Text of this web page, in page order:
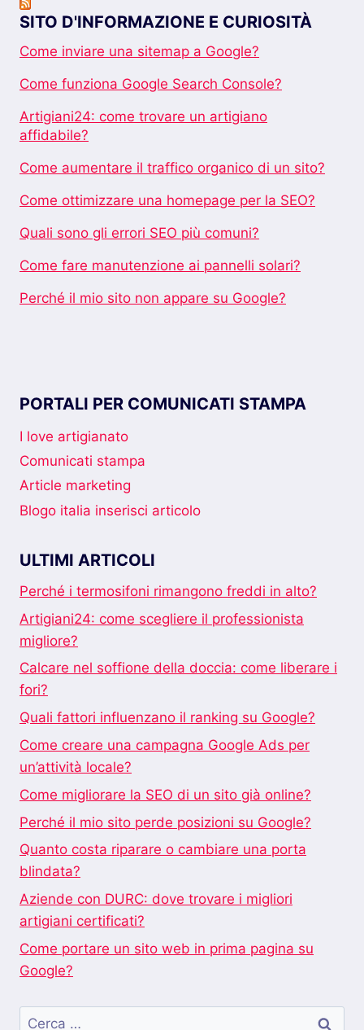
SITO D'INFORMAZIONE E CURIOSITÀ
Come inviare una sitemap a Google?
Come funziona Google Search Console?
Artigiani24: come trovare un artigiano
affidabile?
Come aumentare il traffico organico di un sito?
Come ottimizzare una homepage per la SEO?
Quali sono gli errori SEO più comuni?
Come fare manutenzione ai pannelli solari?
Perché il mio sito non appare su Google?
PORTALI PER COMUNICATI STAMPA
I love artigianato
Comunicati stampa
Article marketing
Blogo italia inserisci articolo
ULTIMI ARTICOLI
Perché i termosifoni rimangono freddi in alto?
Artigiani24: come scegliere il professionista
migliore?
Calcare nel soffione della doccia: come liberare i
fori?
Quali fattori influenzano il ranking su Google?
Come creare una campagna Google Ads per
un’attività locale?
Come migliorare la SEO di un sito già online?
Perché il mio sito perde posizioni su Google?
Quanto costa riparare o cambiare una porta
blindata?
Aziende con DURC: dove trovare i migliori
artigiani certificati?
Come portare un sito web in prima pagina su
Google?
Ricerca